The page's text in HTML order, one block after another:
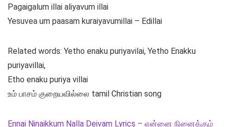
Pagaigalum illai aliyavum illai
Yesuvea um paasam kuraiyavumillai – Edillai
Related words: Yetho enaku puriyavilai, Yetho Enakku
puriyavillai,
Etho enaku puriya villai
உம் பாசம் குறையவில்லை tamil Christian song
Ennai Ninaikkum Nalla Deivam Lyrics – என்னை நினைக்கும்